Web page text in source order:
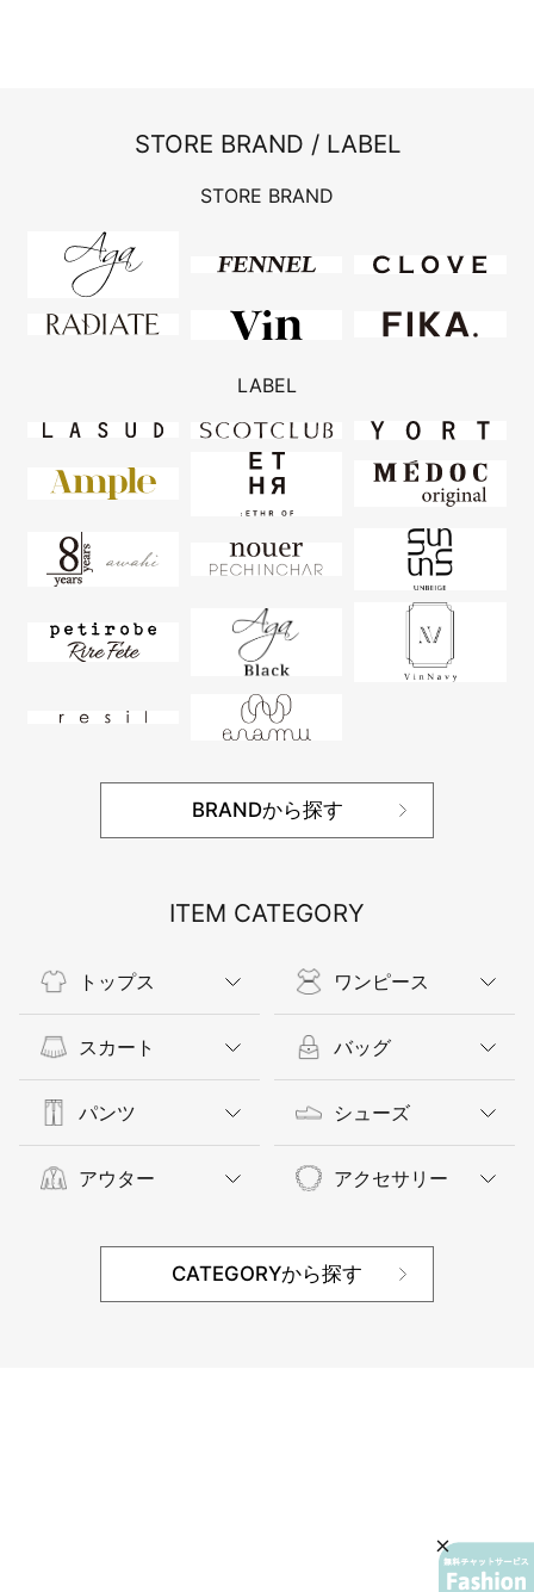
STORE BRAND / LABEL
STORE BRAND
LABEL
BRANDから探す
ITEM CATEGORY
トップス
スカート
パンツ
アウター
ワンピース
バッグ
シューズ
アクセサリー
CATEGORYから探す